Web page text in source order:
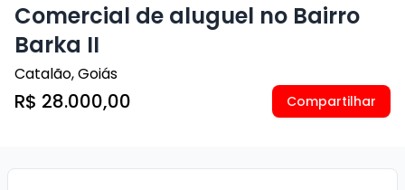
Comercial de aluguel no Bairro
Barka II
Catalão,Goiás
R$ 28.000,00 Compartilhar